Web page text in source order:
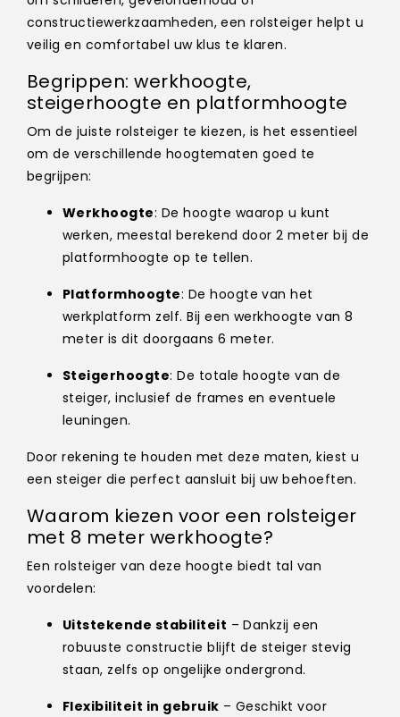
constructiewerkzaamheden, een rolsteiger helpt u
veilig en comfortabel uw klus te klaren.
Begrippen: werkhoogte,
steigerhoogte en platformhoogte
Om de juiste rolsteiger te kiezen, is het essentieel
om de verschillende hoogtematen goed te
begrijpen:
Werkhoogte: De hoogte waarop u kunt
werken, meestal berekend door 2 meter bij de
platformhoogte op te tellen.
Platformhoogte: De hoogte van het
werkplatform zelf. Bij een werkhoogte van 8
meter is dit doorgaans 6 meter.
Steigerhoogte: De totale hoogte van de
steiger, inclusief de frames en eventuele
leuningen.
Door rekening te houden met deze maten, kiest u
een steiger die perfect aansluit bij uw behoeften.
Waarom kiezen voor een rolsteiger
met 8 meter werkhoogte?
Een rolsteiger van deze hoogte biedt tal van
voordelen:
Uitstekende stabiliteit – Dankzij een
robuuste constructie blijft de steiger stevig
staan, zelfs op ongelijke ondergrond.
Flexibiliteit in gebruik – Geschikt voor